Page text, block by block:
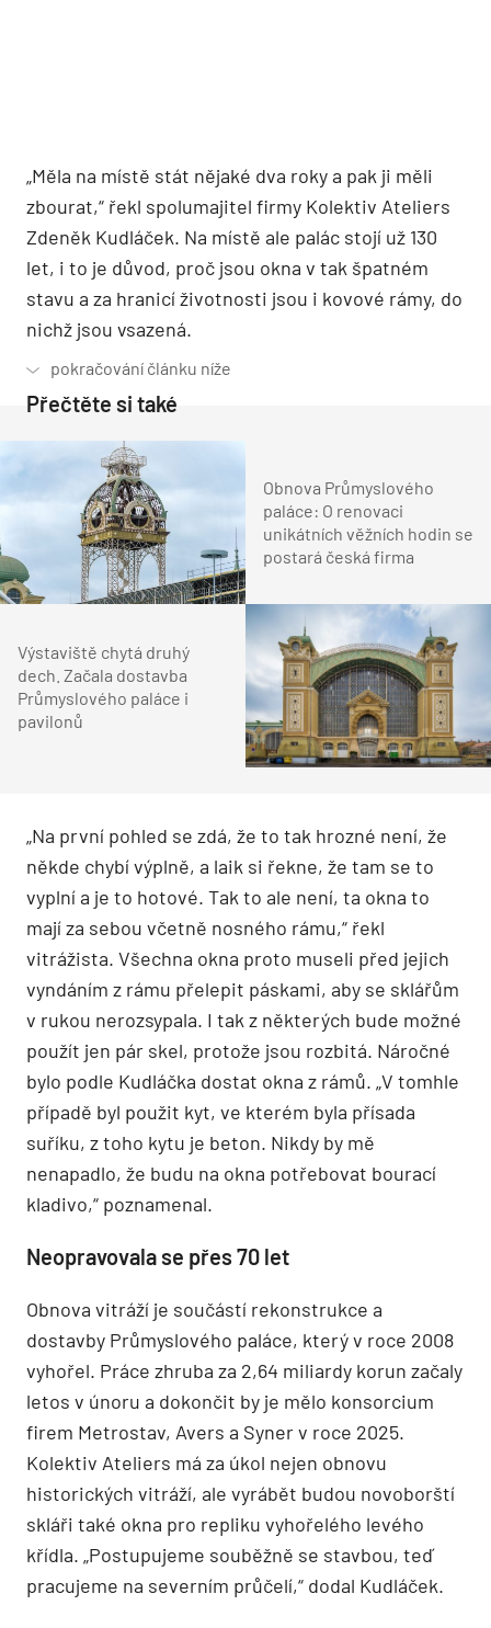
„Měla na místě stát nějaké dva roky a pak ji měli
zbourat,“ řekl spolumajitel firmy Kolektiv Ateliers
Zdeněk Kudláček. Na místě ale palác stojí už 130
let, i to je důvod, proč jsou okna v tak špatném
stavu a za hranicí životnosti jsou i kovové rámy, do
nichž jsou vsazená.
Přečtěte si také
Obnova Průmyslového
paláce: O renovaci
unikátních věžních hodin se
postará česká firma
Výstaviště chytá druhý
dech. Začala dostavba
Průmyslového paláce i
pavilonů
„Na první pohled se zdá, že to tak hrozné není, že
někde chybí výplně, a laik si řekne, že tam se to
vyplní a je to hotové. Tak to ale není, ta okna to
mají za sebou včetně nosného rámu,“ řekl
vitrážista. Všechna okna proto museli před jejich
vyndáním z rámu přelepit páskami, aby se sklářům
v rukou nerozsypala. I tak z některých bude možné
použít jen pár skel, protože jsou rozbitá. Náročné
bylo podle Kudláčka dostat okna z rámů. „V tomhle
případě byl použit kyt, ve kterém byla přísada
suříku, z toho kytu je beton. Nikdy by mě
nenapadlo, že budu na okna potřebovat bourací
kladivo,“ poznamenal.
Neopravovala se přes 70 let
Obnova vitráží je součástí rekonstrukce a
dostavby Průmyslového paláce, který v roce 2008
vyhořel. Práce zhruba za 2,64 miliardy korun začaly
letos v únoru a dokončit by je mělo konsorcium
firem Metrostav, Avers a Syner v roce 2025.
Kolektiv Ateliers má za úkol nejen obnovu
historických vitráží, ale vyrábět budou novoborští
skláři také okna pro repliku vyhořelého levého
křídla. „Postupujeme souběžně se stavbou, teď
pracujeme na severním průčelí,“ dodal Kudláček.